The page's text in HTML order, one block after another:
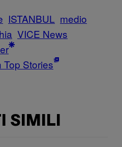
ISTANBUL medio
VICE News
Top Stories
SIMILI